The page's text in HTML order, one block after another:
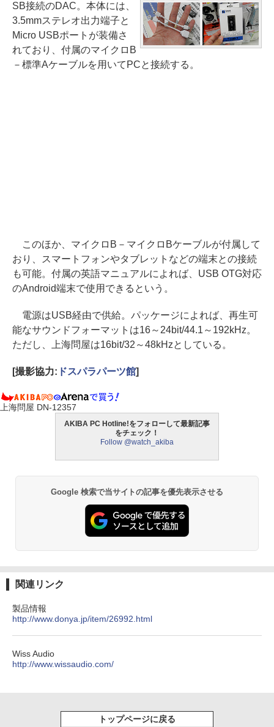
SB接続のDAC。本体には、
3.5mmステレオ出力端子と
Micro USBポートが装備さ
れており、付属のマイクロB
－標準Aケーブルを用いてPCと接続する。
このほか、マイクロB－マイクロBケーブルが付属して
おり、スマートフォンやタブレットなどの端末との接続
も可能。付属の英語マニュアルによれば、USB OTG対応
のAndroid端末で使用できるという。
電源はUSB経由で供給。パッケージによれば、再生可
能なサウンドフォーマットは16～24bit/44.1～192kHz。
ただし、上海問屋は16bit/32～48kHzとしている。
[撮影協力: ドスパラパーツ館]
上海問屋 DN-12357
AKIBA PC Hotline!をフォローして最新記事
をチェック！
Follow @watch_akiba
Google 検索で当サイトの記事を優先表示させる
関連リンク
製品情報
http://www.donya.jp/item/26992.html
Wiss Audio
http://www.wissaudio.com/
トップページに戻る